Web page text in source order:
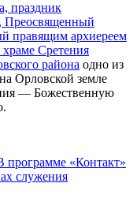
праздник
Преосвященный
правящим архиереем
храме Сретения
района одно из
Орловской земле
— Божественную